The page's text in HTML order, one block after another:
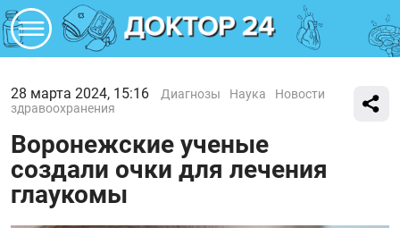
28 марта 2024, 15:16 Диагнозы Наука
Новости
здравоохранения
Воронежские ученые
создали очки для лечения
глаукомы